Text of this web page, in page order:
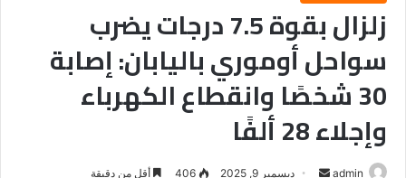
زلزال بقوة 7.5 درجات يضرب
سواحل أوموري باليابان: إصابة
30 شخصًا وانقطاع الكهرباء
وإجلاء 28 ألفًا
admin
أرسل ديسمبر 9, 2025 406 أقل من دقيقة